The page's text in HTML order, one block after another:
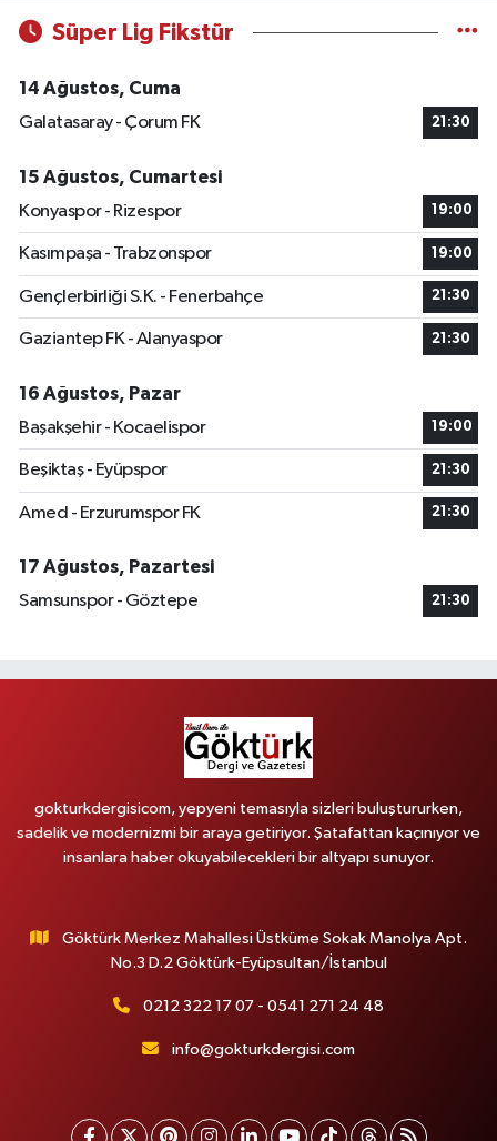
Süper Lig Fikstür
14 Ağustos, Cuma
Galatasaray - Çorum FK
21:30
15 Ağustos, Cumartesi
Konyaspor - Rizespor
19:00
Kasımpaşa - Trabzonspor 19:00
Gençlerbirliği S.K. - Fenerbahçe 21:30
Gaziantep FK - Alanyaspor 21:30
16 Ağustos, Pazar
Başakşehir - Kocaelispor
19:00
Beşiktaş - Eyüpspor 21:30
Amed - Erzurumspor FK 21:30
17 Ağustos, Pazartesi
Samsunspor - Göztepe
21:30
gokturkdergisicom, yepyeni temasıyla sizleri buluştururken,
sadelik ve modernizmi bir araya getiriyor. Şatafattan kaçınıyor ve
insanlara haber okuyabilecekleri bir altyapı sunuyor.
Göktürk Merkez Mahallesi Üstküme Sokak Manolya Apt.
No.3 D.2 Göktürk-Eyüpsultan/İstanbul
0212 322 17 07 - 0541 271 24 48
info@gokturkdergisi.com